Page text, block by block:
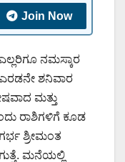
Join Now
ನಮಸ್ಕಾರ
ಶನಿವಾರ
ಮತ್ತು
ರಾಶಿಗಳಿಗೆ ಕೂಡ
ಶ್ರೀಮಂತ
ಮನೆಯಲ್ಲಿ